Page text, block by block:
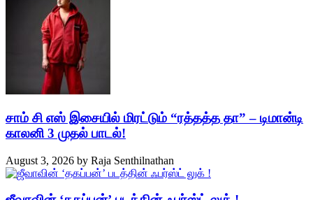
சாம் சி எஸ் இசையில் மிரட்டும் “ரத்தத்த தா” – டிமான்டி
காலனி 3 முதல் பாடல்!
August 3, 2026 by Raja Senthilnathan